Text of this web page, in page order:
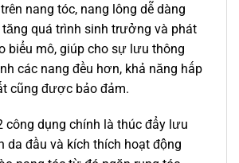
nang tóc, nang lông dễ dàng
quá trình sinh trưởng và phát
biểu mô, giúp cho sự lưu thông
các nang đều hơn, khả năng hấp
cũng được bảo đảm.
công dụng chính là thúc đẩy lưu
da đầu và kích thích hoạt động